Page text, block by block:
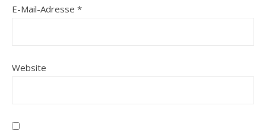
E-Mail-Adresse *
Website